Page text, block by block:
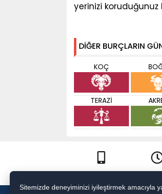
yerinizi
DİĞER BURÇLARIN
KOÇ
TERAZİ
Mobil Site
Sitemizde deneyiminizi iyileştirmek amacıyla